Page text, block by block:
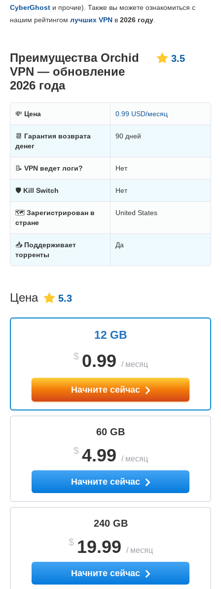
Надежность и поддержка 3.3
CyberGhost и прочие). Также вы можете ознакомиться с
нашим рейтингом лучших VPN в 2026 году
Преимущества Orchid
VPN — обновление
2026 года
3.5
💸 Цена 0.99 USD/месяц
📆 Гарантия возврата
денег
90 дней
📝 VPN ведет логи? Нет
🛡 Kill Switch Нет
🗺 Зарегистрирован в
стране
United States
📥 Поддерживает
торренты
Да
Цена 5.3
12 GB
$ 0.99 / месяц
Начните сейчас
60 GB
$ 4.99 / месяц
Начните сейчас
240 GB
$ 19.99 / месяц
Начните сейчас